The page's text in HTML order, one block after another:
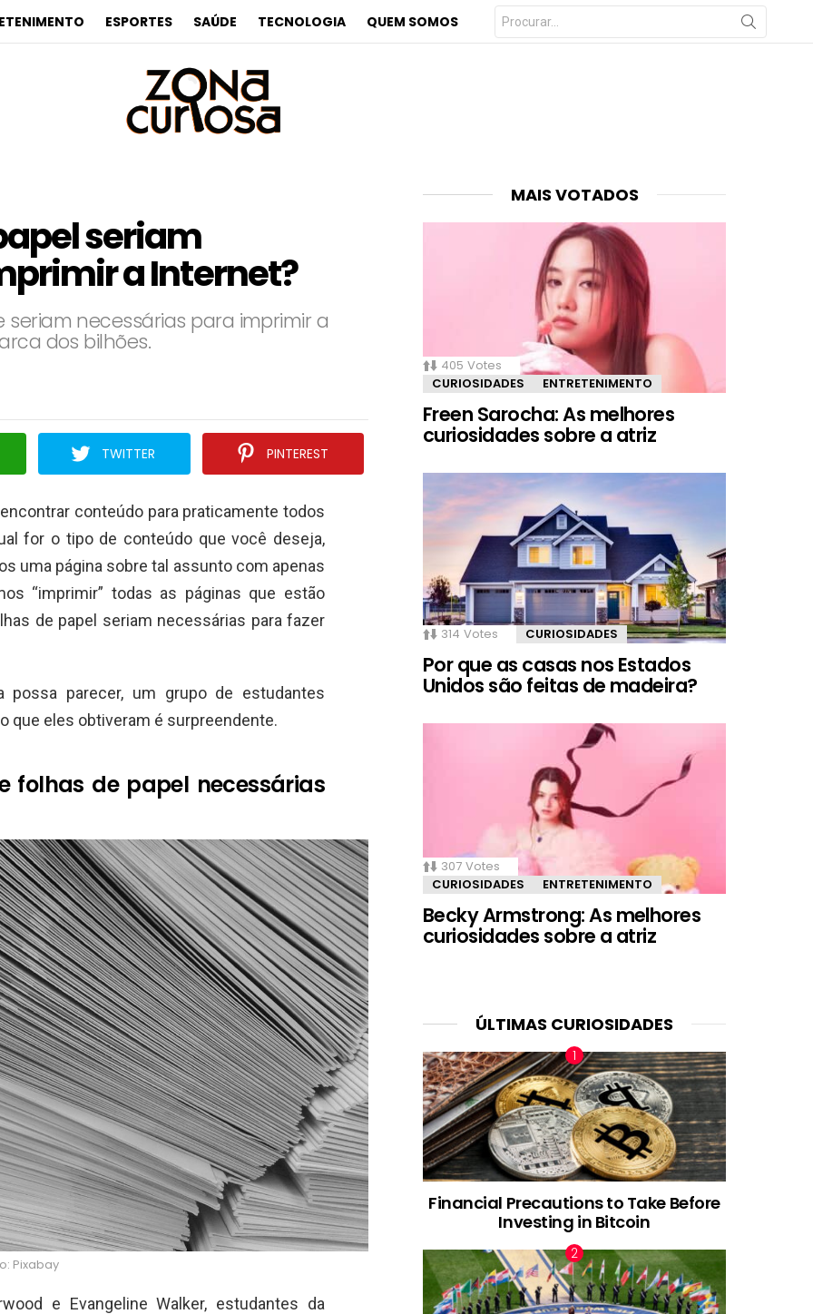
ESPORTES SAÚDE TECNOLOGIA QUEM SOMOS
Procurar
por:
seriam
a Internet?
necessárias para imprimir a
dos bilhões.
TWITTER PINTEREST
conteúdo para praticamente todos
for o tipo de conteúdo que você deseja,
uma página sobre tal assunto com apenas
“imprimir” todas as páginas que estão
de papel seriam necessárias para fazer
possa parecer, um grupo de estudantes
que eles obtiveram é surpreendente.
folhas de papel necessárias
Pixabay
e Evangeline Walker, estudantes da
MAIS VOTADOS
405 Votes
CURIOSIDADES
ENTRETENIMENTO
Freen Sarocha: As melhores
curiosidades sobre a atriz
314 Votes CURIOSIDADES
Por que as casas nos Estados
Unidos são feitas de madeira?
307 Votes
CURIOSIDADES
ENTRETENIMENTO
Becky Armstrong: As melhores
curiosidades sobre a atriz
ÚLTIMAS CURIOSIDADES
Financial Precautions to Take Before
Investing in Bitcoin